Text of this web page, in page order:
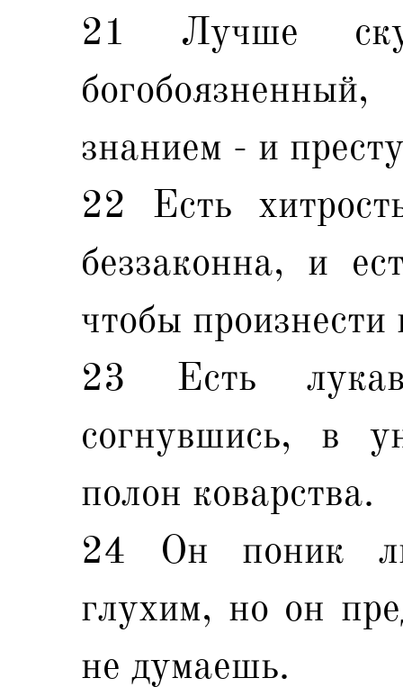
21 Лучше
знанием - и
22 Есть
беззаконна, и
чтобы произнести
23 Есть
согнувшись, в
полон коварства.
24 Он поник
глухим, но он
не думаешь.